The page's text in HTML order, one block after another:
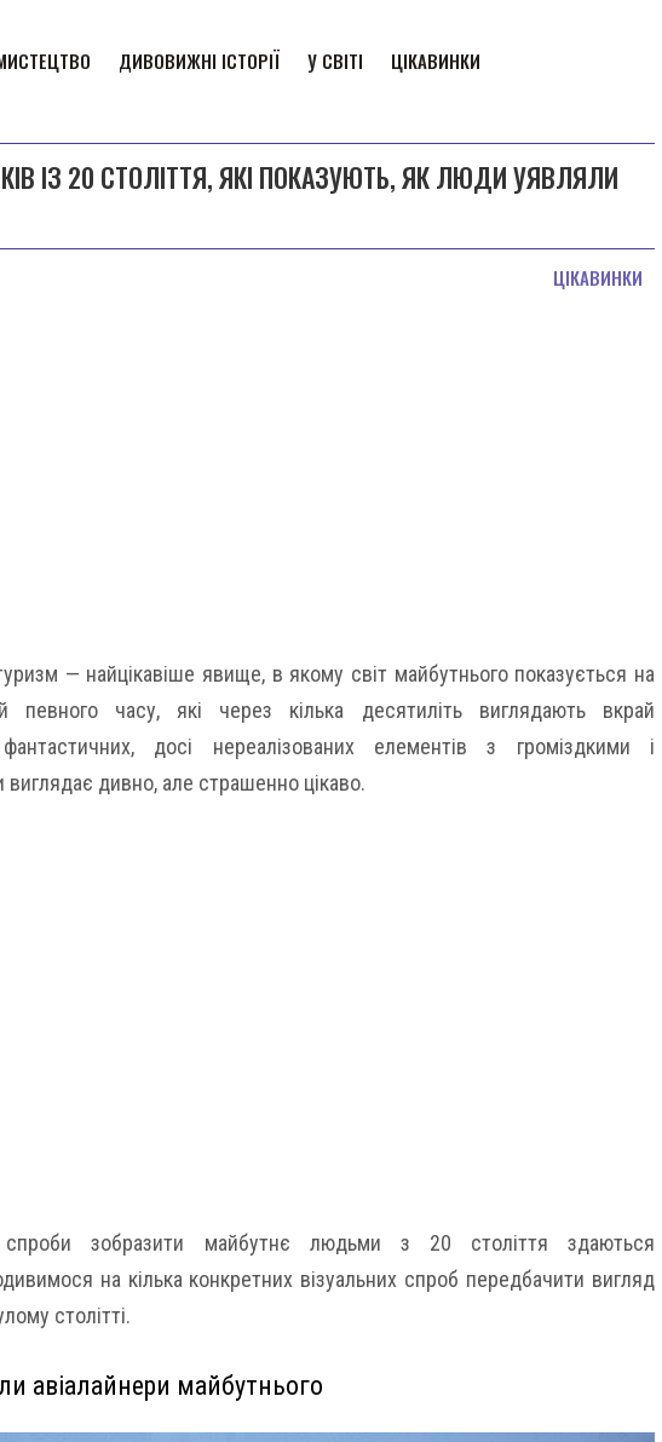
ДИВОВИЖНІ ІСТОРІЇ У СВІТІ ЦІКАВИНКИ
ІЗ 20 СТОЛІТТЯ, ЯКІ ПОКАЗУЮТЬ, ЯК ЛЮДИ УЯВЛЯЛИ
ЦІКАВИНКИ
— найцікавіше явище, в якому світ майбутнього показується на
певного часу, які через кілька десятиліть виглядають вкрай
досі нереалізованих елементів з громіздкими і
дивно, але страшенно цікаво.
зобразити майбутнє людьми з 20 століття здаються
на кілька конкретних візуальних спроб передбачити вигляд
столітті.
авіалайнери майбутнього